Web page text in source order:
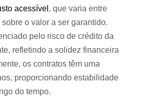
acessível , que varia entre
o valor a ser garantido.
pelo risco de crédito da
refletindo a solidez financeira
os contratos têm uma
proporcionando estabilidade
do tempo.